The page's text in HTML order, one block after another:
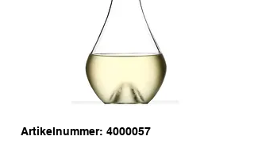
Artikelnummer: 4000057